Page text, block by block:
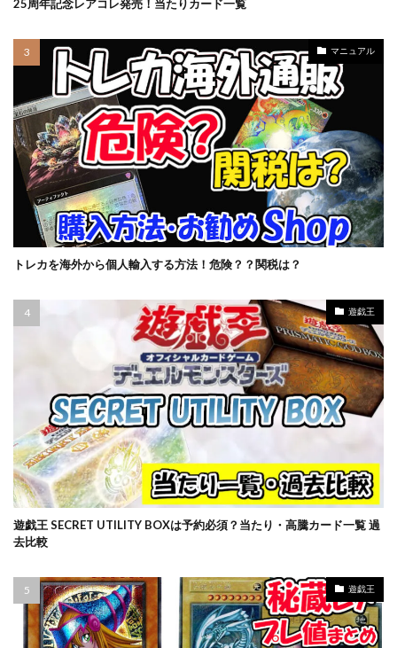
25周年記念レアコレ発売！当たりカード一覧
マニュアル
トレカを海外から個人輸入する方法！危険？？関税は？
遊戯王
遊戯王 SECRET UTILITY BOXは予約必須？当たり・高騰カード一覧 過
去比較
遊戯王